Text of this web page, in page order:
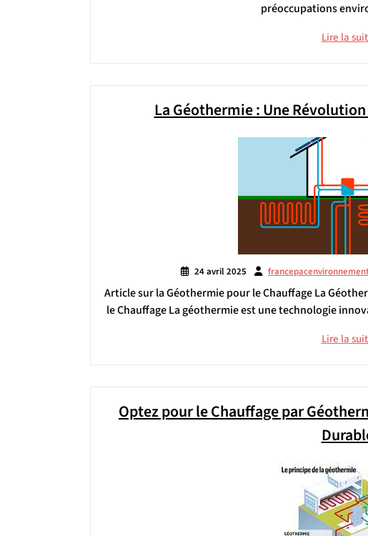
préoccupations
Lire la
La Géothermie : Une
24 avril 2025
Article sur la Géothermie pour le Chauffage La
le Chauffage La géothermie est une technologie
Lire la
Optez pour le Chauffage par